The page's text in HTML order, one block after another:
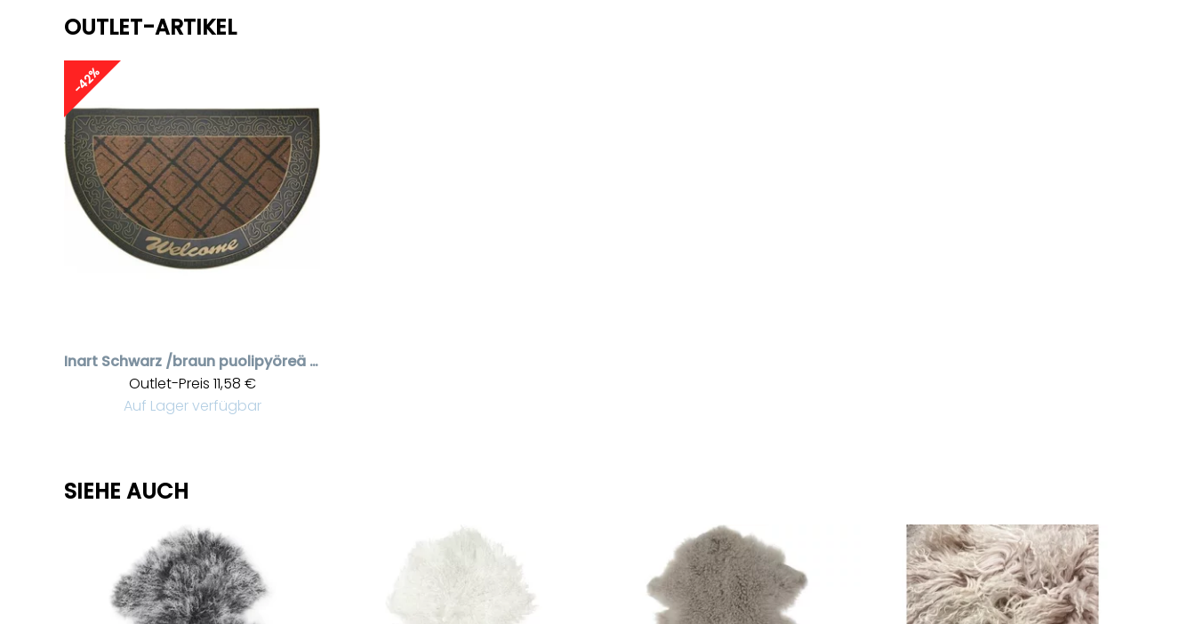
OUTLET-ARTIKEL
-42%
Inart
Schwarz /braun puolipyöreä ovimatto
Outlet-Preis 11,58 €
Auf Lager verfügbar
SIEHE AUCH